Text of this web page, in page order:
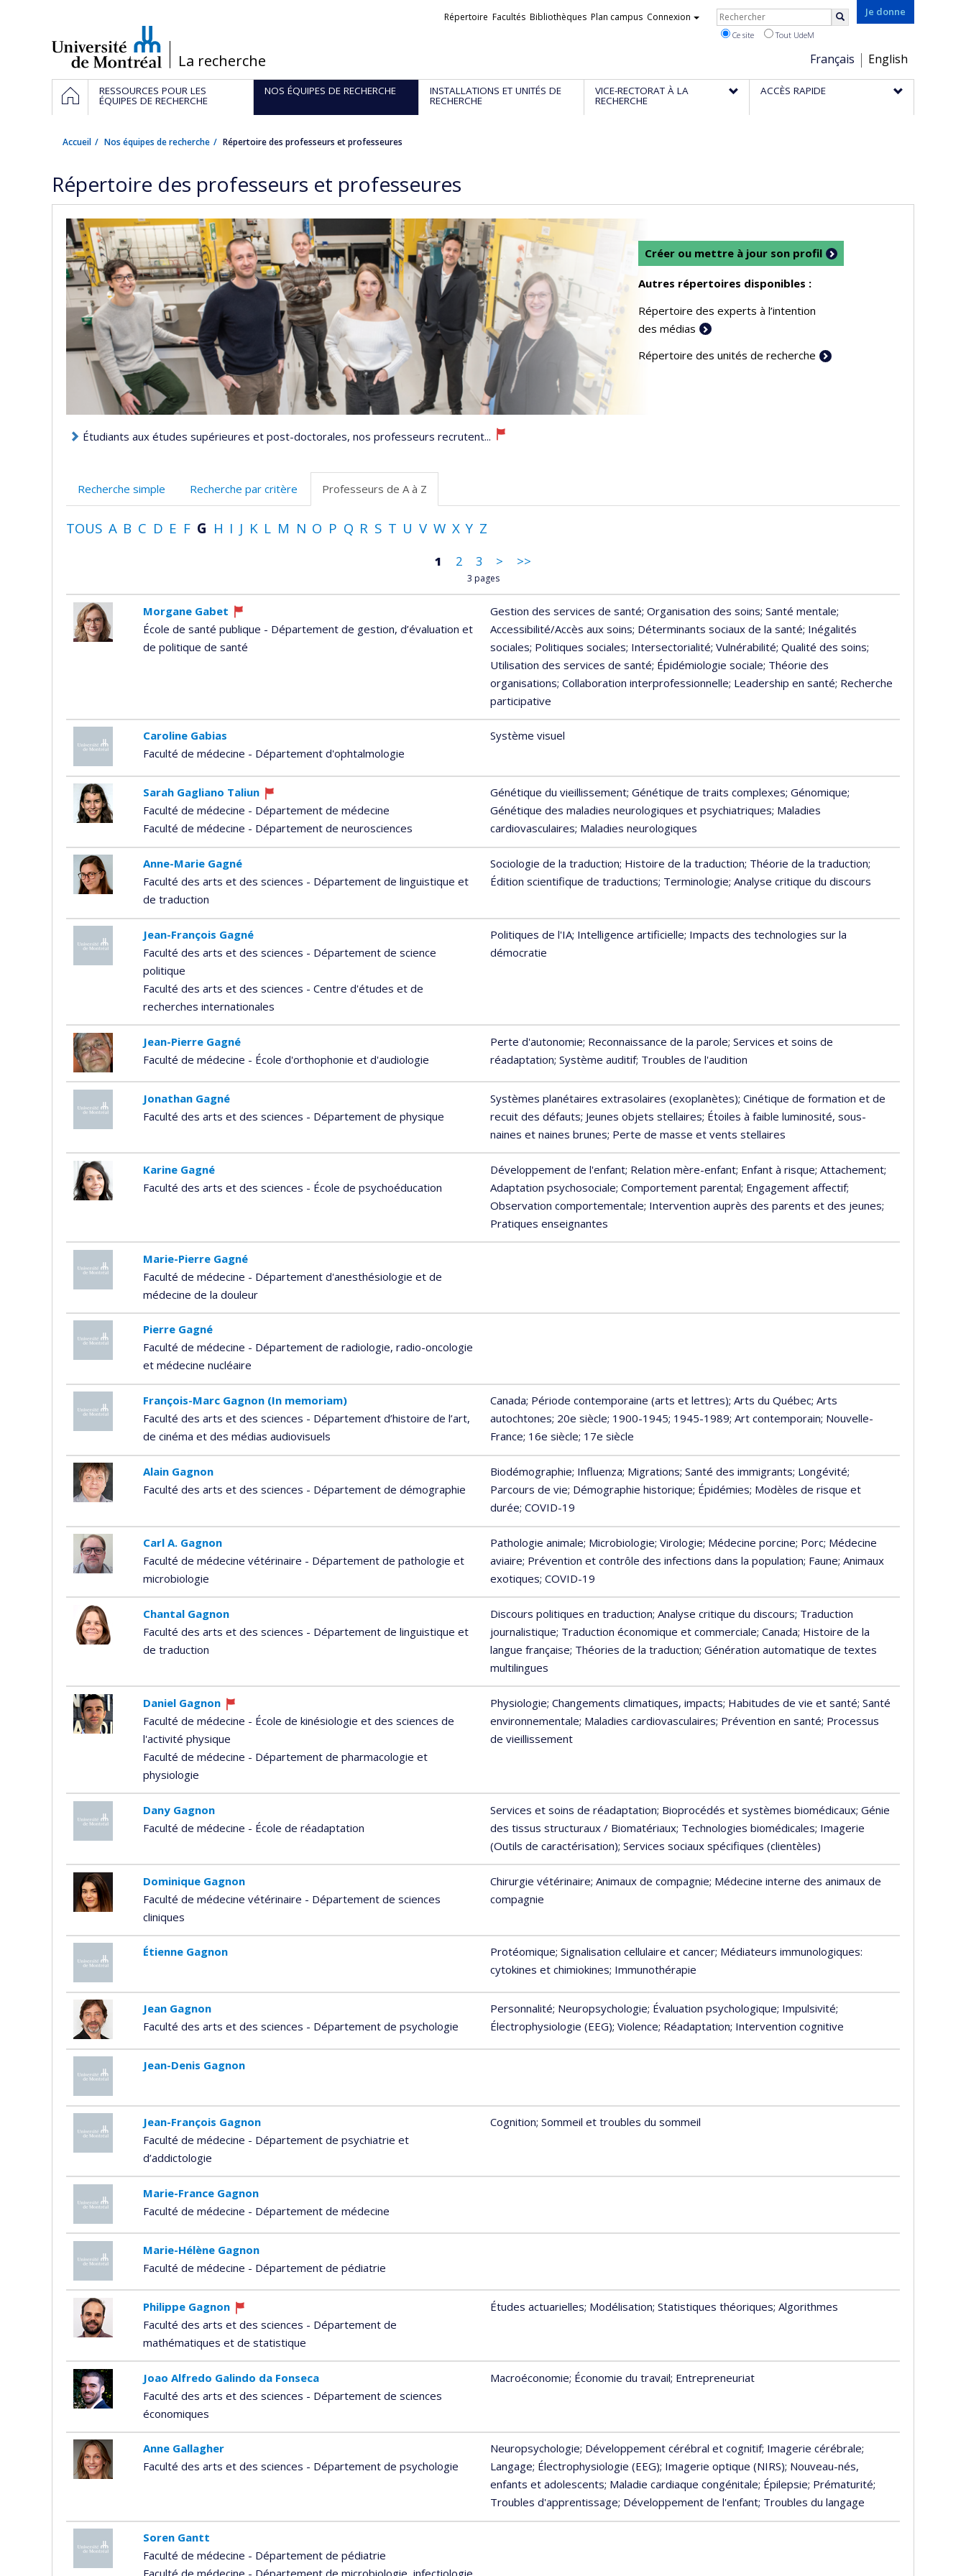
/La recherche
Je donne
Choix
de
la
Français English
Liens
Répertoire Facultés Bibliothèques Plan campus Connexion Rechercher
Ce site Tout UdeM
Navigation
principale
ACCUEILRESSOURCES POUR LES
ÉQUIPES DE RECHERCHE
NOS ÉQUIPES DE RECHERCHE INSTALLATIONS ET UNITÉS DE
RECHERCHE
VICE-RECTORAT À LA
RECHERCHE
ACCÈS RAPIDE
Accueil Nos équipes de recherche Répertoire des professeurs et professeures
Répertoire des professeurs et professeures
Créer ou mettre à jour son profil
Autres répertoires disponibles :
Répertoire des experts à l’intention
des médias
Répertoire des unités de recherche
Étudiants aux études supérieures et post-doctorales, nos professeurs recrutent...
Recherche simple Recherche par critère Professeurs de A à Z
TOUS A B C D E F G H I J K L M N O P Q R S T U V W X Y Z
1 2 3 > >>
3 pages
Morgane Gabet
Ce
professeur
recrute
École de santé publique - Département de gestion, d’évaluation et
de politique de santé
Gestion des services de santé; Organisation des soins; Santé mentale;
Accessibilité/Accès aux soins; Déterminants sociaux de la santé; Inégalités
sociales; Politiques sociales; Intersectorialité; Vulnérabilité; Qualité des soins;
Utilisation des services de santé; Épidémiologie sociale; Théorie des
organisations; Collaboration interprofessionnelle; Leadership en santé; Recherche
participative
Caroline Gabias
Faculté de médecine - Département d'ophtalmologie
Système visuel
Sarah Gagliano Taliun
Ce
professeur
recrute
Faculté de médecine - Département de médecine
Faculté de médecine - Département de neurosciences
Génétique du vieillissement; Génétique de traits complexes; Génomique;
Génétique des maladies neurologiques et psychiatriques; Maladies
cardiovasculaires; Maladies neurologiques
Anne-Marie Gagné
Faculté des arts et des sciences - Département de linguistique et
de traduction
Sociologie de la traduction; Histoire de la traduction; Théorie de la traduction;
Édition scientifique de traductions; Terminologie; Analyse critique du discours
Jean-François Gagné
Faculté des arts et des sciences - Département de science
politique
Faculté des arts et des sciences - Centre d'études et de
recherches internationales
Politiques de l'IA; Intelligence artificielle; Impacts des technologies sur la
démocratie
Jean-Pierre Gagné
Faculté de médecine - École d'orthophonie et d'audiologie
Perte d'autonomie; Reconnaissance de la parole; Services et soins de
réadaptation; Système auditif; Troubles de l'audition
Jonathan Gagné
Faculté des arts et des sciences - Département de physique
Systèmes planétaires extrasolaires (exoplanètes); Cinétique de formation et de
recuit des défauts; Jeunes objets stellaires; Étoiles à faible luminosité, sous-
naines et naines brunes; Perte de masse et vents stellaires
Karine Gagné
Faculté des arts et des sciences - École de psychoéducation
Développement de l'enfant; Relation mère-enfant; Enfant à risque; Attachement;
Adaptation psychosociale; Comportement parental; Engagement affectif;
Observation comportementale; Intervention auprès des parents et des jeunes;
Pratiques enseignantes
Marie-Pierre Gagné
Faculté de médecine - Département d'anesthésiologie et de
médecine de la douleur
Pierre Gagné
Faculté de médecine - Département de radiologie, radio-oncologie
et médecine nucléaire
François-Marc Gagnon (In memoriam)
Faculté des arts et des sciences - Département d’histoire de l’art,
de cinéma et des médias audiovisuels
Canada; Période contemporaine (arts et lettres); Arts du Québec; Arts
autochtones; 20e siècle; 1900-1945; 1945-1989; Art contemporain; Nouvelle-
France; 16e siècle; 17e siècle
Alain Gagnon
Faculté des arts et des sciences - Département de démographie
Biodémographie; Influenza; Migrations; Santé des immigrants; Longévité;
Parcours de vie; Démographie historique; Épidémies; Modèles de risque et
durée; COVID-19
Carl A. Gagnon
Faculté de médecine vétérinaire - Département de pathologie et
microbiologie
Pathologie animale; Microbiologie; Virologie; Médecine porcine; Porc; Médecine
aviaire; Prévention et contrôle des infections dans la population; Faune; Animaux
exotiques; COVID-19
Chantal Gagnon
Faculté des arts et des sciences - Département de linguistique et
de traduction
Discours politiques en traduction; Analyse critique du discours; Traduction
journalistique; Traduction économique et commerciale; Canada; Histoire de la
langue française; Théories de la traduction; Génération automatique de textes
multilingues
Daniel Gagnon
Ce
recrute
Faculté de médecine - École de kinésiologie et des sciences de
l'activité physique
Faculté de médecine - Département de pharmacologie et
physiologie
Physiologie; Changements climatiques, impacts; Habitudes de vie et santé; Santé
environnementale; Maladies cardiovasculaires; Prévention en santé; Processus
de vieillissement
Dany Gagnon
Faculté de médecine - École de réadaptation
Services et soins de réadaptation; Bioprocédés et systèmes biomédicaux; Génie
des tissus structuraux / Biomatériaux; Technologies biomédicales; Imagerie
(Outils de caractérisation); Services sociaux spécifiques (clientèles)
Dominique Gagnon
Faculté de médecine vétérinaire - Département de sciences
cliniques
Chirurgie vétérinaire; Animaux de compagnie; Médecine interne des animaux de
compagnie
Étienne Gagnon Protéomique; Signalisation cellulaire et cancer; Médiateurs immunologiques:
cytokines et chimiokines; Immunothérapie
Jean Gagnon
Faculté des arts et des sciences - Département de psychologie
Personnalité; Neuropsychologie; Évaluation psychologique; Impulsivité;
Électrophysiologie (EEG); Violence; Réadaptation; Intervention cognitive
Jean-Denis Gagnon
Jean-François Gagnon
Faculté de médecine - Département de psychiatrie et
d’addictologie
Cognition; Sommeil et troubles du sommeil
Marie-France Gagnon
Faculté de médecine - Département de médecine
Marie-Hélène Gagnon
Faculté de médecine - Département de pédiatrie
Philippe Gagnon
Ce
professeur
recrute
Faculté des arts et des sciences - Département de
mathématiques et de statistique
Études actuarielles; Modélisation; Statistiques théoriques; Algorithmes
Joao Alfredo Galindo da Fonseca
Faculté des arts et des sciences - Département de sciences
économiques
Macroéconomie; Économie du travail; Entrepreneuriat
Anne Gallagher
Faculté des arts et des sciences - Département de psychologie
Neuropsychologie; Développement cérébral et cognitif; Imagerie cérébrale;
Langage; Électrophysiologie (EEG); Imagerie optique (NIRS); Nouveau-nés,
enfants et adolescents; Maladie cardiaque congénitale; Épilepsie; Prématurité;
Troubles d'apprentissage; Développement de l'enfant; Troubles du langage
Soren Gantt
Faculté de médecine - Département de pédiatrie